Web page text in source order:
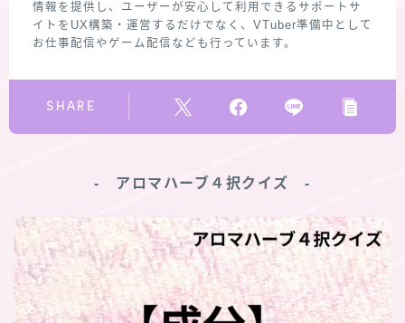
情報を提供し、ユーザーが安心して利用できるサポートサ
イトをUX構築・運営するだけでなく、VTuber準備中として
お仕事配信やゲーム配信なども行っています。
SHARE
‐ アロマハーブ４択クイズ ‐